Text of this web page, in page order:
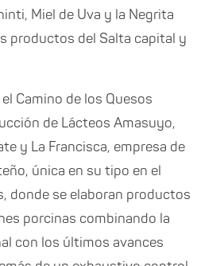
Miel de Uva y la Negrita
productos del Salta capital y
Camino de los Quesos
de Lácteos Amasuyo,
y La Francisca, empresa de
única en su tipo en el
donde se elaboran productos
porcinas combinando la
con los últimos avances